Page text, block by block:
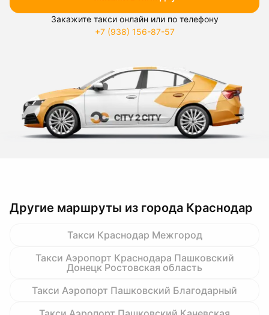
Закажите такси онлайн или по телефону
+7 (938) 156-87-57
Другие маршруты из города Краснодар
Такси Краснодар Межгород
Такси Аэропорт Краснодара Пашковский
Донецк Ростовская область
Такси Аэропорт Пашковский Благодарный